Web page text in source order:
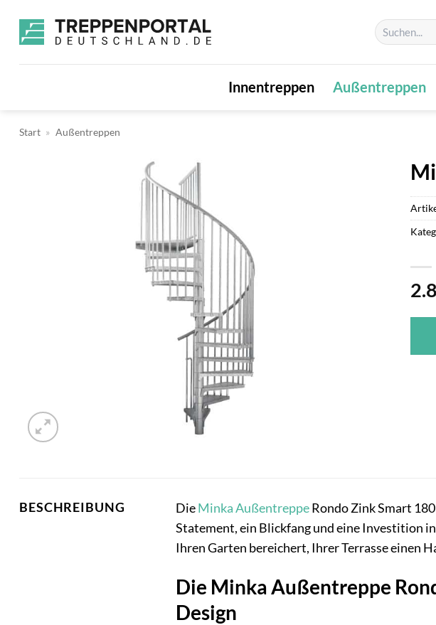
Inhalt
springen
Suchen
nach:
Innentreppen Außentreppen
Start » Außentreppen
BESCHREIBUNG DieMinkaAußentreppeRondo Zink Smart
Statement, ein Blickfang und eine Investition
Ihren Garten bereichert, Ihrer Terrasse einen
Die Minka Außentreppe
Design